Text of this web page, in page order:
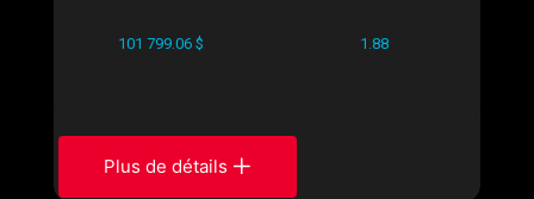
101 799.06 $ 1.88
Plus de détails